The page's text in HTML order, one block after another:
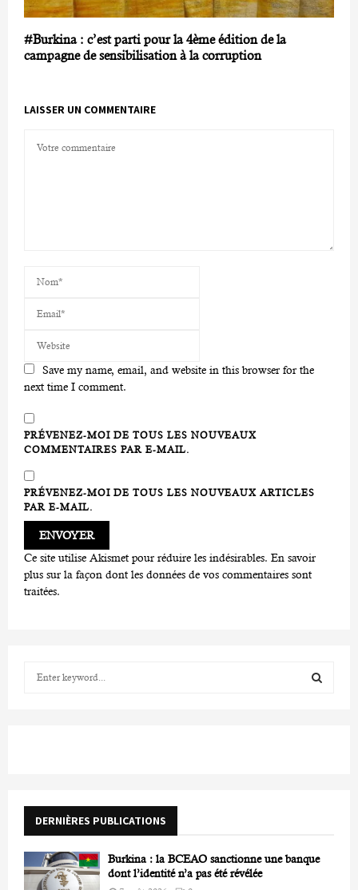
#Burkina : c’est parti pour la 4ème édition de la
campagne de sensibilisation à la corruption
LAISSER UN COMMENTAIRE
Save my name, email, and website in this browser for the
next time I comment.
PRÉVENEZ-MOI DE TOUS LES NOUVEAUX
COMMENTAIRES PAR E-MAIL.
PRÉVENEZ-MOI DE TOUS LES NOUVEAUX ARTICLES
PAR E-MAIL.
Ce site utilise Akismet pour réduire les indésirables. En savoir
plus sur la façon dont les données de vos commentaires sont
traitées.
r
DERNIÈRES PUBLICATIONS
Burkina : la BCEAO sanctionne une banque
dont l’identité n’a pas été révélée